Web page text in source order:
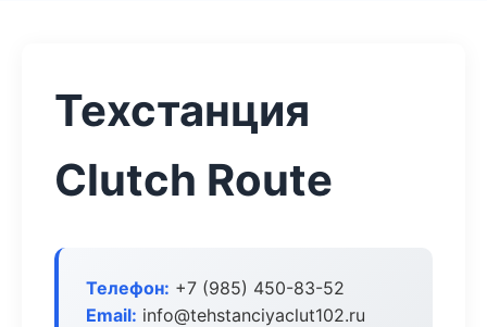
Техстанция
Clutch Route
Телефон: +7 (985) 450-83-52
Email: info@tehstanciyaclut102.ru